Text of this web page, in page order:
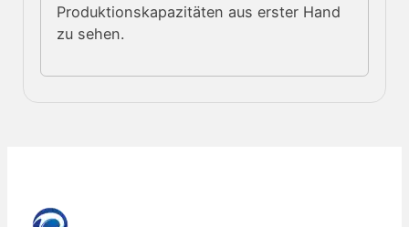
Produktionskapazitäten aus erster Hand
zu sehen.